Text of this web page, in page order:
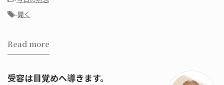
-聞く
Read more
受容は目覚めへ導きます。